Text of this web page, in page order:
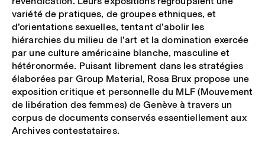
variété de pratiques, de groupes ethniques, et
d’orientations sexuelles, tentant d’abolir les
hiérarchies du milieu de l’art et la domination exercée
par une culture américaine blanche, masculine et
hétéronormée. Puisant librement dans les stratégies
élaborées par Group Material, Rosa Brux propose une
exposition critique et personnelle du MLF (Mouvement
de libération des femmes) de Genève à travers un
corpus de documents conservés essentiellement aux
Archives contestataires.